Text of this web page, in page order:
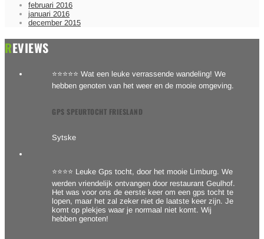
februari 2016
januari 2016
december 2015
REVIEWS
⭐⭐⭐⭐⭐ Wat een leuke verrassende wandeling! We
hebben genoten van het weer en de mooie omgeving.
GPS SPEURTOCHT FRIESLAND
Sytske
⭐⭐⭐⭐ Leuke Gps tocht, door het mooie Limburg. We
werden vriendelijk ontvangen door restaurant Geulhof.
Het was voor ons de eerste keer om een gps tocht te
lopen, maar het zal zeker niet de laatste keer zijn. Je
komt op plekjes waar je normaal niet komt. Wij
hebben genoten!